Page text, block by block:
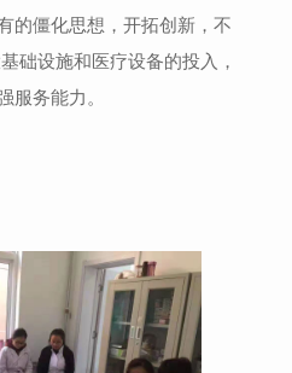
的僵化思想，开拓创新，不
础设施和医疗设备的投入，
服务能力。